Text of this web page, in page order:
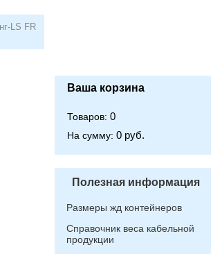
LS FR
Ваша корзина
Товаров: 0
На сумму: 0 руб.
Полезная информация
Размеры жд контейнеров
Справочник веса кабельной
продукции